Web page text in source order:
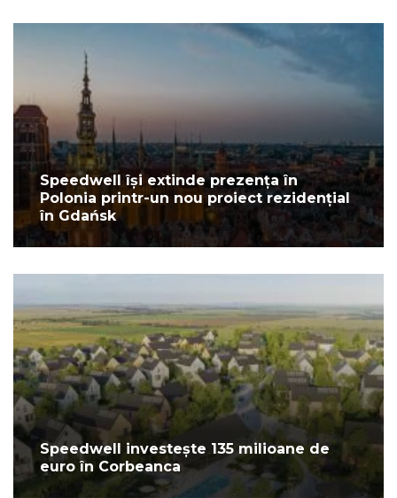
Speedwell își extinde prezența în
Polonia printr-un nou proiect rezidențial
în Gdańsk
Speedwell investește 135 milioane de
euro în Corbeanca